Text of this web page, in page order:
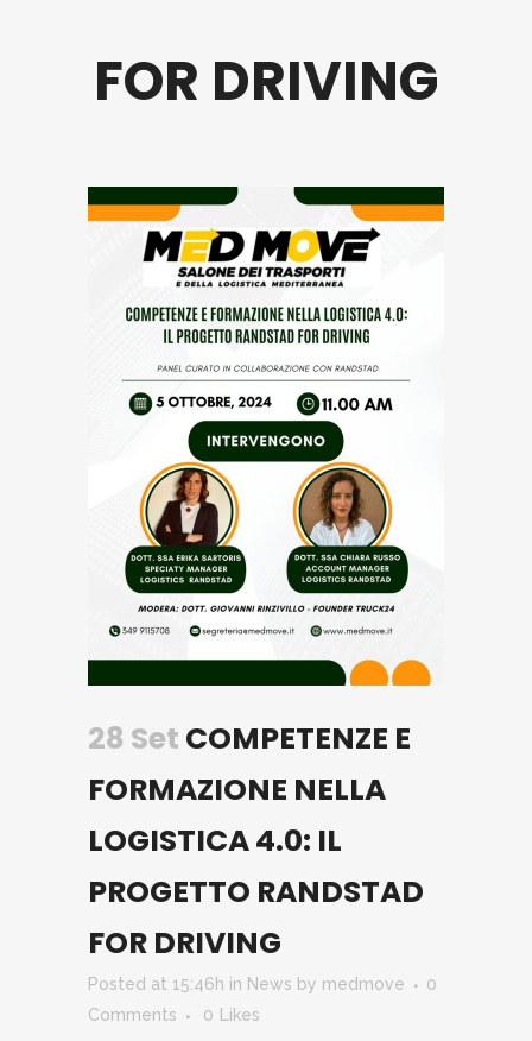
FOR DRIVING
28 Set COMPETENZE E
FORMAZIONE NELLA
LOGISTICA 4.0: IL
PROGETTO RANDSTAD
FOR DRIVING
Posted at 15:46h in News by medmove
0
Comments
0 Likes